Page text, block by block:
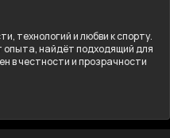
технологий и любви к спорту.
опыта, найдёт подходящий для
в честности и прозрачности